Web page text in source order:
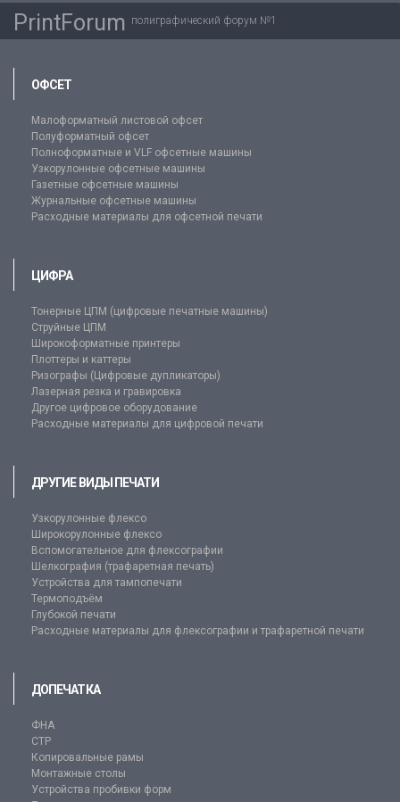
PrintForum полиграфический форум №1
ОФСЕТ
Малоформатный листовой офсет
Полуформатный офсет
Полноформатные и VLF офсетные машины
Узкорулонные офсетные машины
Газетные офсетные машины
Журнальные офсетные машины
Расходные материалы для офсетной печати
ЦИФРА
Тонерные ЦПМ (цифровые печатные машины)
Струйные ЦПМ
Широкоформатные принтеры
Плоттеры и каттеры
Ризографы (Цифровые дупликаторы)
Лазерная резка и гравировка
Другое цифровое оборудование
Расходные материалы для цифровой печати
ДРУГИЕ ВИДЫ ПЕЧАТИ
Узкорулонные флексо
Широкорулонные флексо
Вспомогательное для флексографии
Шелкография (трафаретная печать)
Устройства для тампопечати
Термоподъём
Глубокой печати
Расходные материалы для флексографии и трафаретной печати
ДОПЕЧАТКА
ФНА
CTP
Копировальные рамы
Монтажные столы
Устройства пробивки форм